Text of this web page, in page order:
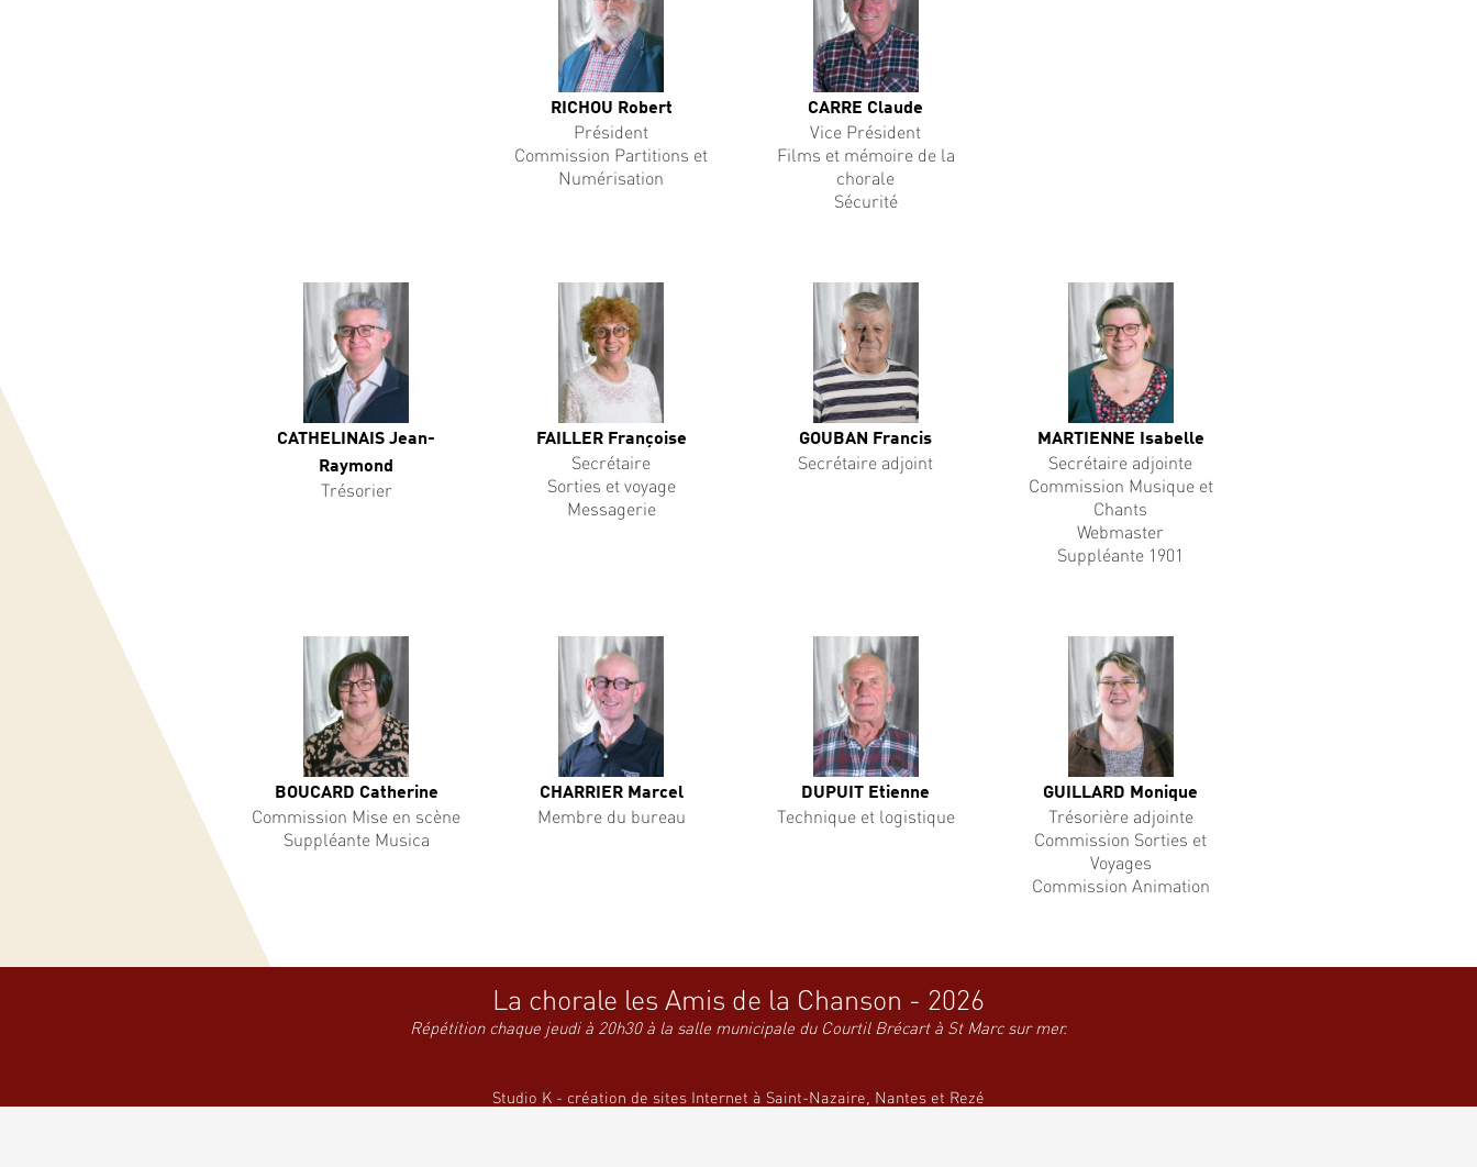
RICHOU Robert
Président
Commission Partitions et
Numérisation
CARRE Claude
Vice Président
Films et mémoire de la
chorale
Sécurité
CATHELINAIS Jean-
Raymond
Trésorier
FAILLER Françoise
Secrétaire
Sorties et voyage
Messagerie
GOUBAN Francis
Secrétaire adjoint
MARTIENNE Isabelle
Secrétaire adjointe
Commission Musique et
Chants
Webmaster
Suppléante 1901
BOUCARD Catherine
Commission Mise en scène
Suppléante Musica
CHARRIER Marcel
Membre du bureau
DUPUIT Etienne
Technique et logistique
GUILLARD Monique
Trésorière adjointe
Commission Sorties et
Voyages
Commission Animation
La chorale les Amis de la Chanson - 2026
Répétition chaque jeudi à 20h30 à la salle municipale du Courtil Brécart à St Marc sur mer.
Studio K - création de sites Internet à Saint-Nazaire, Nantes et Rezé